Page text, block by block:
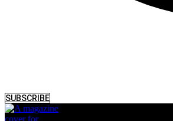
SUBSCRIBE